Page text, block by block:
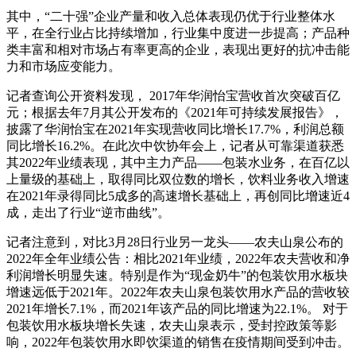
其中，“二十强”企业产量和收入总体表现仍优于行业整体水
平，在全行业占比持续增加，行业集中度进一步提高；产品种
类丰富和相对市场占有率更高的企业，表现出更好的抗冲击能
力和市场应变能力。
记者查询公开资料发现， 2017年华润怡宝营收首次突破百亿
元；根据去年7月其公开发布的《2021年可持续发展报告》，
披露了华润怡宝在2021年实现营收同比增长17.7%，利润总额
同比增长16.2%。在此次中饮协年会上，记者从可靠渠道获悉
其2022年业绩表现，其中主力产品——包装水业务，在百亿以
上量级的基础上，取得同比双位数的增长，饮料业务收入增速
在2021年录得同比5成多的高速增长基础上，再创同比增速近4
成，走出了行业“逆市曲线”。
记者注意到，对比3月28日行业另一龙头——农夫山泉公布的
2022年全年业绩公告：相比2021年业绩，2022年农夫营收和净
利润增长明显失速。特别是作为“现金奶牛”的包装饮用水板块
增速远低于2021年。2022年农夫山泉包装饮用水产品的营收较
2021年增长7.1%，而2021年该产品的同比增速为22.1%。 对于
包装饮用水板块增长失速，农夫山泉表示，受封控政策等影
响，2022年包装饮用水即饮渠道的销售在疫情期间受到冲击。